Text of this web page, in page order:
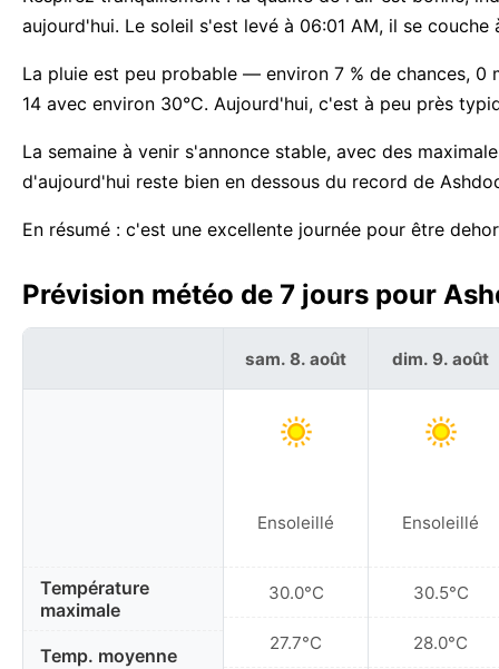
aujourd'hui. Le soleil s'est levé à 06:01 AM, il se couche
La pluie est peu probable — environ 7 % de chances, 0
14 avec environ 30°C. Aujourd'hui, c'est à peu près
La semaine à venir s'annonce stable, avec des
d'aujourd'hui reste bien en dessous du record de
En résumé : c'est une excellente journée pour être
Prévision météo de 7 jours pour
Température
maximale
Temp. moyenne
sam. 8. août
Ensoleillé
30.0°C
27.7°C
dim. 9. août
Ensoleillé
30.5°C
28.0°C